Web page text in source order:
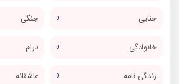
جنایی 0 جنگی
خانوادگی 0 درام
زندگی نامه 0 عاشقانه